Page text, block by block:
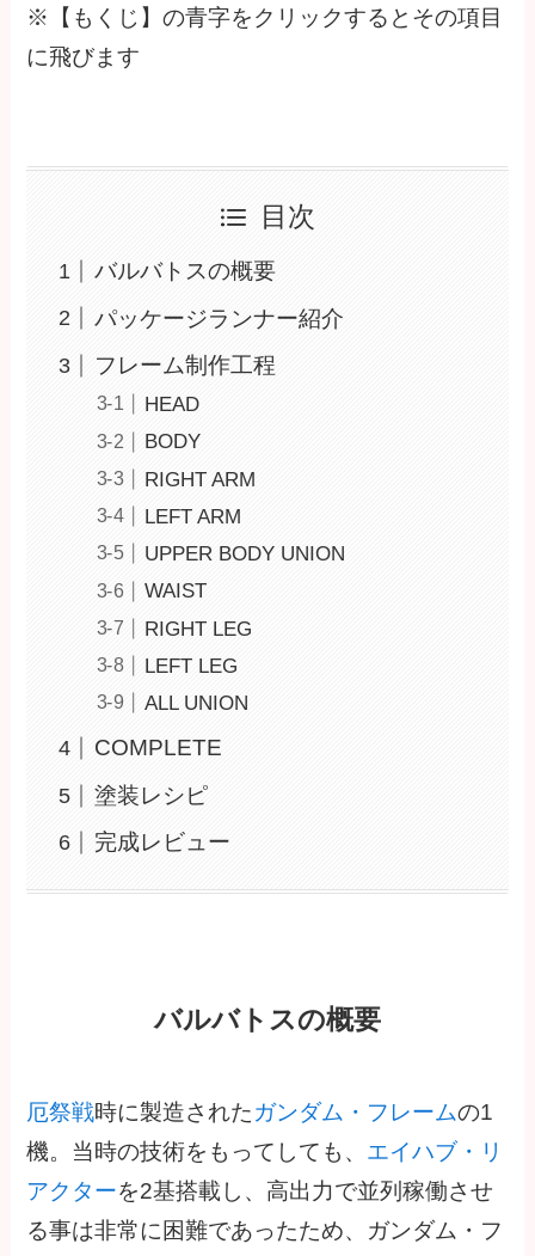
※【もくじ】の青字をクリックするとその項目
に飛びます
目次
バルバトスの概要
パッケージランナー紹介
フレーム制作工程
HEAD
BODY
RIGHT ARM
LEFT ARM
UPPER BODY UNION
WAIST
RIGHT LEG
LEFT LEG
ALL UNION
COMPLETE
塗装レシピ
完成レビュー
バルバトスの概要
厄祭戦時に製造されたガンダム・フレームの1
機。当時の技術をもってしても、 エイハブ・リ
アクターを2基搭載し、高出力で並列稼働させ
る事は非常に困難であったため、ガンダム・フ